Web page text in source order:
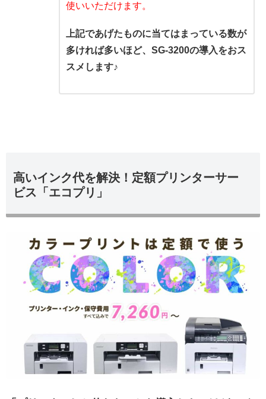
使いいただけます。
上記であげたものに当てはまっている数が
多ければ多いほど、SG-3200の導入をおス
スメします♪
高いインク代を解決！定額プリンターサー
ビス「エコプリ」